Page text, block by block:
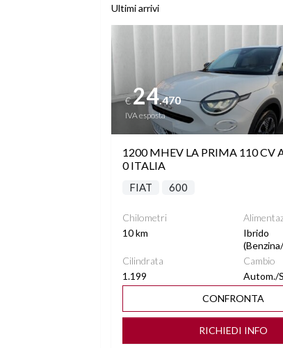
Ultimi arrivi
€24.470
IVA esposta
1200 MHEV LA PRIMA 110 CV
0 ITALIA
FIAT 600
Chilometri
10 km
Ibrido
Cilindrata
1.199
Cambio
Autom./
CONFRONTA
RICHIEDI INFO